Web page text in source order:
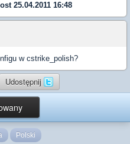
25.04.2011 16:48
w cstrike_polish?
Udostępnij
Polski